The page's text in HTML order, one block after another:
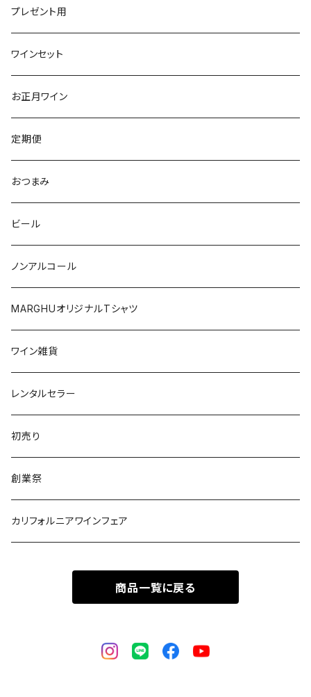
ヴェネト
リオハ
トロ
アメリカ
カリフォルニア
オレゴン
ニュージーランド
オーストラリア
チリ
ドイツ
アルゼンチン
日本
オーストリア
南アフリカ
ポルトガル
ピエモンテ
シチリア
カリニェナ
ドイツ
ニュージーランド
アメリカ
カリフォルニア
オレゴン
南アフリカ
オーストリア
チリ
オーストラリア
日本
ポルトガル
ドイツ
アメリカ
オーストラリア
プレゼント用
ワインセット
お正月ワイン
定期便
おつまみ
ビール
ノンアルコール
MARGHUオリジナルTシャツ
ワイン雑貨
レンタルセラー
初売り
創業祭
カリフォルニアワインフェア
商品一覧に戻る